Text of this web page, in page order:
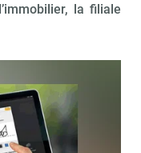
la filiale